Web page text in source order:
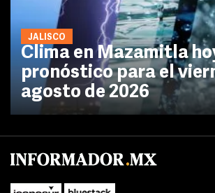
JALISCO
Clima en Mazamitla
pronóstico para el
agosto de 2026